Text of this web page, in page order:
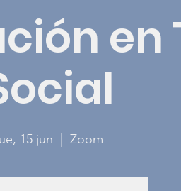
en
15 jun Zoom